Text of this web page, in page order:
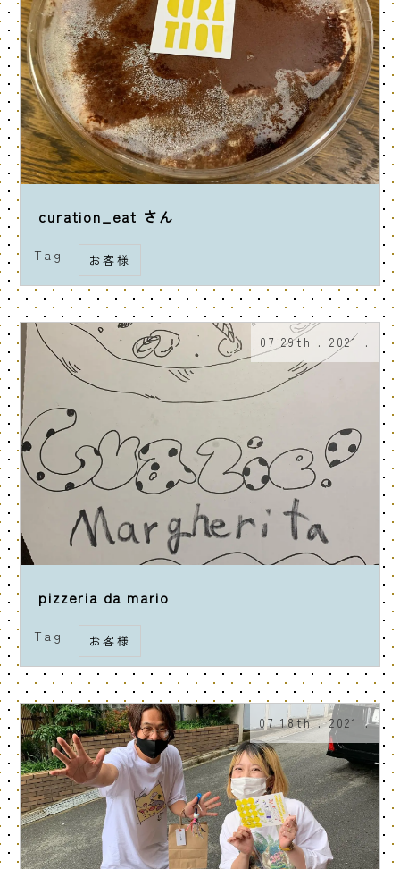
curation_eat さん
Tag | お客様
07 29th . 2021 .
pizzeria da mario
Tag | お客様
07 18th . 2021 .